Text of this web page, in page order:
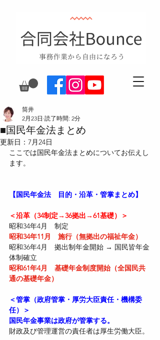
■国民年金法まとめ
筒井
2月23日 読了時間: 2分
更新日： 7月24日
ここでは国民年金法まとめについてお伝えし
ます。
【国民年金法　目的・沿革・管掌まとめ】
＜沿革（34制定→36拠出→61基礎）＞
昭和34年4月　制定
昭和34年11月　施行（無拠出の福祉年金）
昭和36年4月　拠出制年金開始 → 国民皆年金
体制確立
昭和61年4月　基礎年金制度開始（全国民共
通の基礎年金）
＜管掌（政府管掌・厚労大臣責任・機構委
任）＞
国民年金事業は政府が管掌する。
財政及び管理運営の責任者は厚生労働大臣。